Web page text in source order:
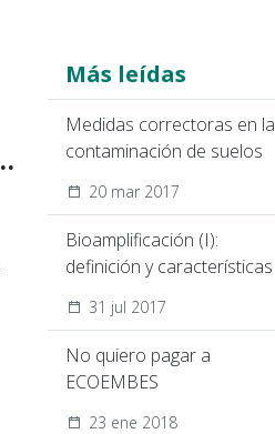
Más leídas
Medidas correctoras en la
contaminación de suelos
20 mar 2017
Bioamplificación (I):
definición y características
31 jul 2017
No quiero pagar a
ECOEMBES
23 ene 2018